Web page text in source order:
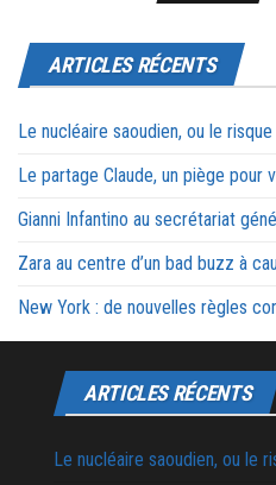
ARTICLES RÉCENTS
Le nucléaire saoudien, ou le
Le partage Claude, un piège pour
Gianni Infantino au secrétariat
Zara au centre d’un bad buzz à
New York : de nouvelles règles
ARTICLES RÉCENTS
Le nucléaire saoudien, ou le